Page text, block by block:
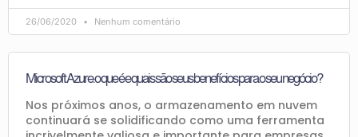
26/06/2020 Nenhum comentário
Microsoft Azure: o que é e quais são seus benefícios para o seu negócio?
Nos próximos anos, o armazenamento em nuvem
continuará se solidificando como uma ferramenta